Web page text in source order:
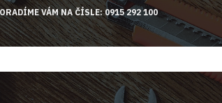
VÁM NA ČÍSLE: 0915 292 100